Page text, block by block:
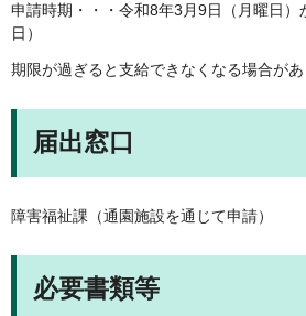
申請時期・・・令和8年3月9日（月曜日）
日）
期限が過ぎると支給できなくなる場合があ
届出窓口
障害福祉課（通園施設を通じて申請）
必要書類等